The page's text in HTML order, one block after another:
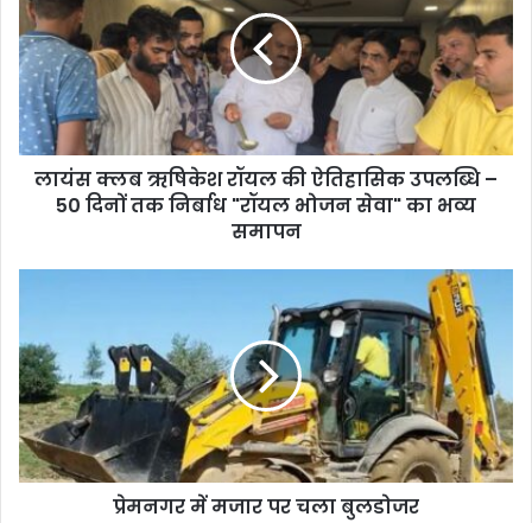
लायंस क्लब ऋषिकेश रॉयल की ऐतिहासिक उपलब्धि –
50 दिनों तक निर्बाध "रॉयल भोजन सेवा" का भव्य
समापन
प्रेमनगर में मजार पर चला बुलडोजर